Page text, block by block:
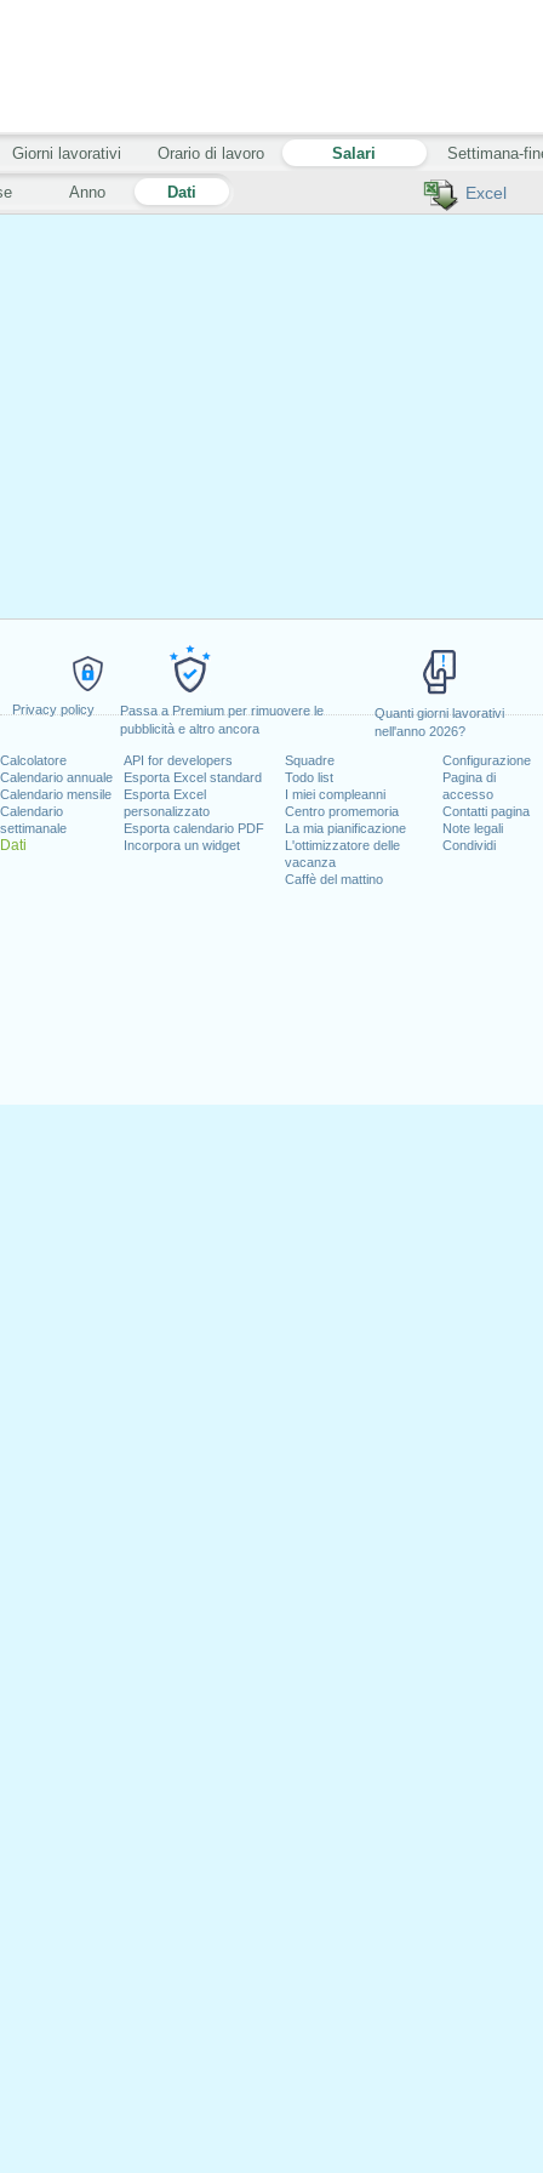
Privacy policy
Passa a Premium per rimuovere le
pubblicità e altro ancora
Quanti giorni lavorativi
nell'anno 2026?
Calcolatore
Calendario annuale
Calendario mensile
Calendario
settimanale
Dati
API for developers
Esporta Excel standard
Esporta Excel
personalizzato
Esporta calendario PDF
Incorpora un widget
Squadre
Todo list
I miei compleanni
Centro promemoria
La mia pianificazione
L'ottimizzatore delle
vacanza
Caffè del mattino
Configurazione
Pagina di
accesso
Contatti pagina
Note legali
Condividi
Excel
Anno Dati
Giorni lavorativi Orario di lavoro Salari Settimana-